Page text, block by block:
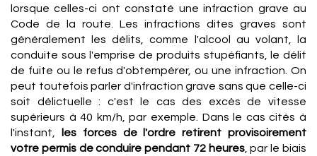
lorsque celles-ci ont constaté une infraction grave au
Code de la route. Les infractions dites graves sont
généralement les délits, comme l'alcool au volant, la
conduite sous l'emprise de produits stupéfiants, le délit
de fuite ou le refus d'obtempérer, ou une infraction. On
peut toutefois parler d'infraction grave sans que celle-ci
soit délictuelle : c'est le cas des excès de vitesse
supérieurs à 40 km/h, par exemple. Dans le cas cités à
l'instant,
les forces de l'ordre retirent provisoirement
votre permis de conduire pendant 72 heures, par le biais